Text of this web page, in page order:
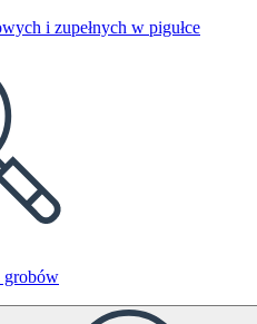
i zupełnych w pigułce
grobów